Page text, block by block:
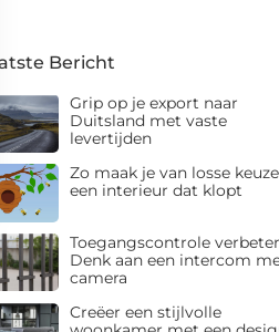
Bericht
Grip op je export naar
Duitsland met vaste
levertijden
Zo maak je van losse
een interieur dat klopt
Toegangscontrole
Denk aan een intercom
camera
Creëer een stijlvolle